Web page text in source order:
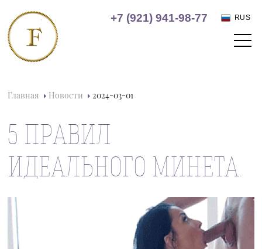
+7 (921) 941-98-77 RUS
Главная Новости 2024-03-01
5 ПРАВИЛ
ИДЕАЛЬНОГО МИНЕТА.